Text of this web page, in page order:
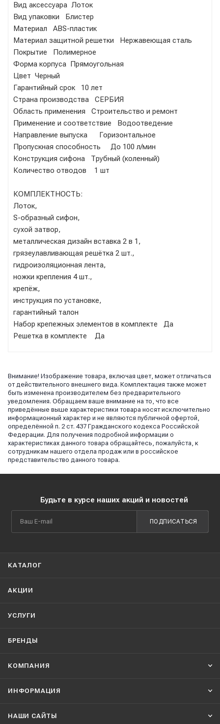
Вид аксессуара Лоток
Вид упаковки Блистер
Материал ABS-пластик
Материал защитной решетки Нержавеющая сталь
Покрытие Полимерное
Форма корпуса Прямоугольная
Цвет Черный
Гарантийный срок 10 лет
Страна производства СЕРБИЯ
Область применения Строительство и ремонт
Применение и соответствие Водоотведение
Направление выпуска Горизонтальное
Пропускная способность До 100 л/мин
Конструкция сифона Трубный (коленный)
Количество отводов 1 шт
КОМПЛЕКТНОСТЬ:
Лоток,
S-образный сифон,
сухой затвор,
металлическая дизайн вставка 2 в 1,
грязеулавливающая решётка 2 шт.,
гидроизоляционная лента,
ножки крепления 4 шт.,
крепёж,
инструкция по установке,
гарантийный талон
Набор крепежных элементов в комплекте Да
Решетка в комплекте Да
Внимание! Изображение товара, включая цвет, может отличаться
от действительного внешнего вида. Комплектация также может
быть изменена производителем без предварительного
уведомления. Обращаем ваше внимание на то, что все
приведённые выше характеристики товара носят исключительно
информационный характер и не являются публичной офертой,
определённой п. 2 ст. 437 Гражданского кодекса Российской
Федерации. Для получения подробной информации о
характеристиках данного товара обращайтесь, пожалуйста, к
сотрудникам нашего отдела продаж или в российское
представительство данного товара.
Будьте в курсе наших акций и новостей
ПОДПИСАТЬСЯ
КАТАЛОГ
АКЦИИ
УСЛУГИ
БРЕНДЫ
КОМПАНИЯ
ИНФОРМАЦИЯ
НАШИ CАЙТЫ